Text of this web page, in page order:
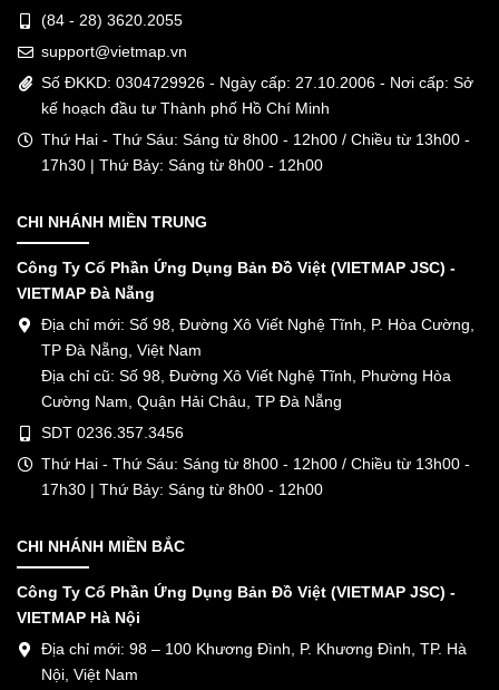
(84 - 28) 3620.2055
support@vietmap.vn
Số ĐKKD: 0304729926 - Ngày cấp: 27.10.2006 - Nơi cấp: Sở
kế hoạch đầu tư Thành phố Hồ Chí Minh
Thứ Hai - Thứ Sáu: Sáng từ 8h00 - 12h00 / Chiều từ 13h00 -
17h30 | Thứ Bảy: Sáng từ 8h00 - 12h00
CHI NHÁNH MIỀN TRUNG
Công Ty Cổ Phần Ứng Dụng Bản Đồ Việt (VIETMAP JSC) -
VIETMAP Đà Nẵng
Địa chỉ mới: Số 98, Đường Xô Viết Nghệ Tĩnh, P. Hòa Cường,
TP Đà Nẵng, Việt Nam
Địa chỉ cũ: Số 98, Đường Xô Viết Nghệ Tĩnh, Phường Hòa
Cường Nam, Quận Hải Châu, TP Đà Nẵng
SDT 0236.357.3456
Thứ Hai - Thứ Sáu: Sáng từ 8h00 - 12h00 / Chiều từ 13h00 -
17h30 | Thứ Bảy: Sáng từ 8h00 - 12h00
CHI NHÁNH MIỀN BẮC
Công Ty Cổ Phần Ứng Dụng Bản Đồ Việt (VIETMAP JSC) -
VIETMAP Hà Nội
Địa chỉ mới: 98 – 100 Khương Đình, P. Khương Đình, TP. Hà
Nội, Việt Nam